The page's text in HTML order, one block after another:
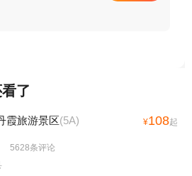
了
霞旅游景区(5A) ¥108起
5628条评论